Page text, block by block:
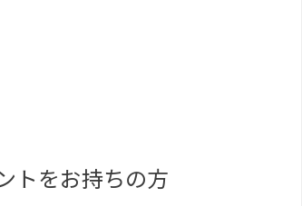
トをお持ちの方